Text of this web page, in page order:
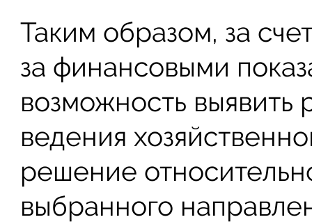
Таким образом, за
за финансовыми
возможность выявить
ведения
решение
выбранного